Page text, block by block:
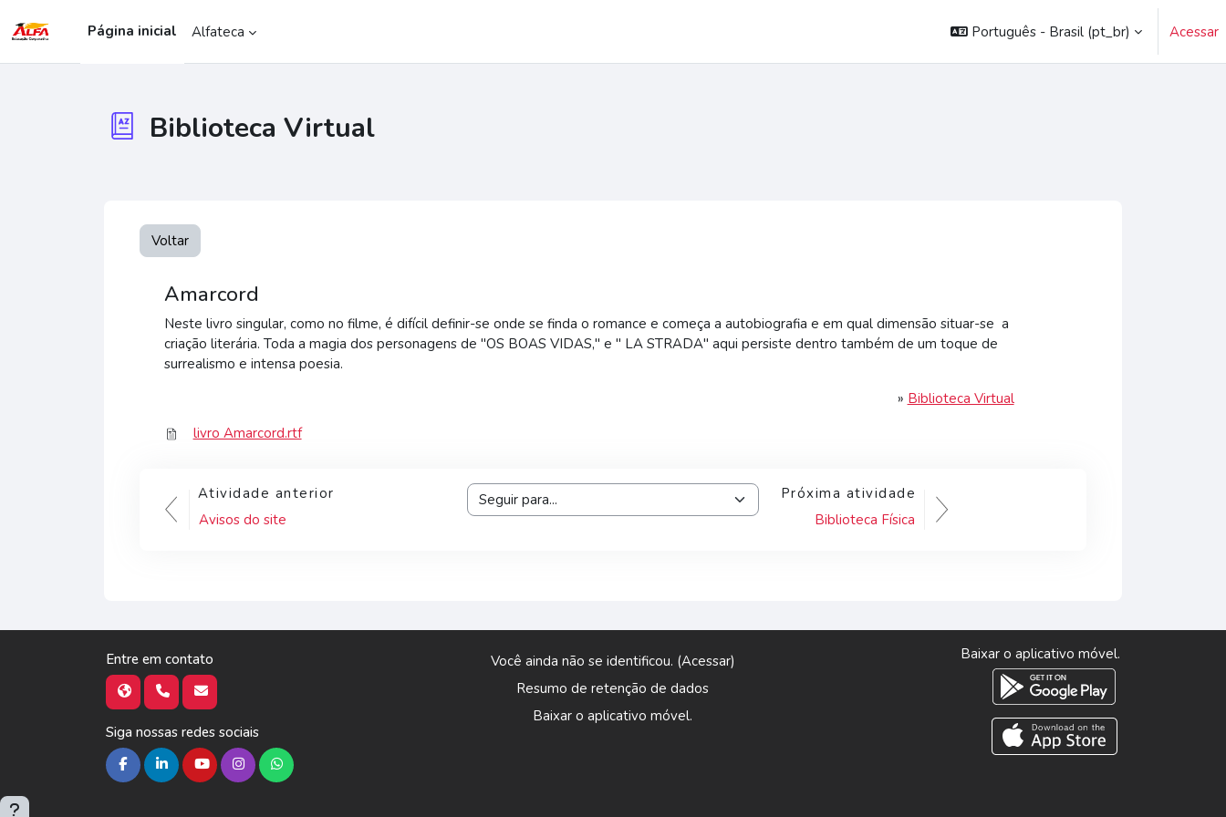
Página inicial
Alfateca Português - Brasil ‎(pt_br)‎ Acessar
Biblioteca Virtual
Voltar
Amarcord
Neste livro singular, como no filme, é difícil definir-se onde se finda o romance e começa a autobiografia e em qual dimensão situar-se a
criação literária. Toda a magia dos personagens de "OS BOAS VIDAS," e " LA STRADA" aqui persiste dentro também de um toque de
surrealismo e intensa poesia.
» Biblioteca Virtual
livro Amarcord.rtf
Atividade anterior
Avisos do site
Seguir para...
Próxima atividade
Biblioteca Física
Entre em contato
Siga nossas redes sociais
Você ainda não se identificou. (Acessar)
Resumo de retenção de dados
Baixar o aplicativo móvel.
Baixar o aplicativo móvel.